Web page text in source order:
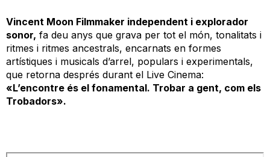
Vincent Moon Filmmaker independent i explorador
sonor, fa deu anys que grava per tot el món, tonalitats i
ritmes i ritmes ancestrals, encarnats en formes
artístiques i musicals d’arrel, populars i experimentals,
que retorna després durant el Live Cinema:
«L’encontre és el fonamental. Trobar a gent, com els
Trobadors».